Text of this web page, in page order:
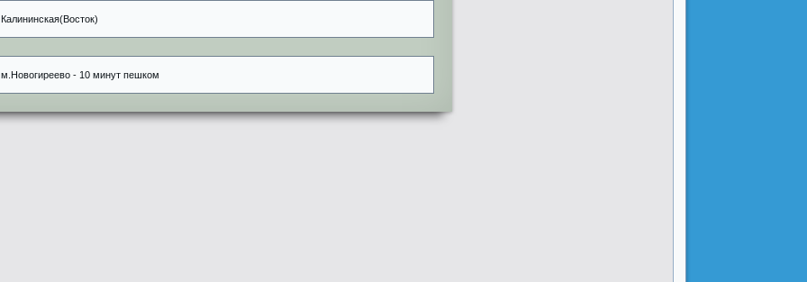
Калининская(Восток)
м.Новогиреево - 10 минут пешком